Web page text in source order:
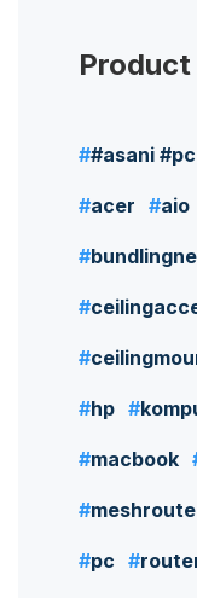
#asani
acer aio
hp
macbook
pc